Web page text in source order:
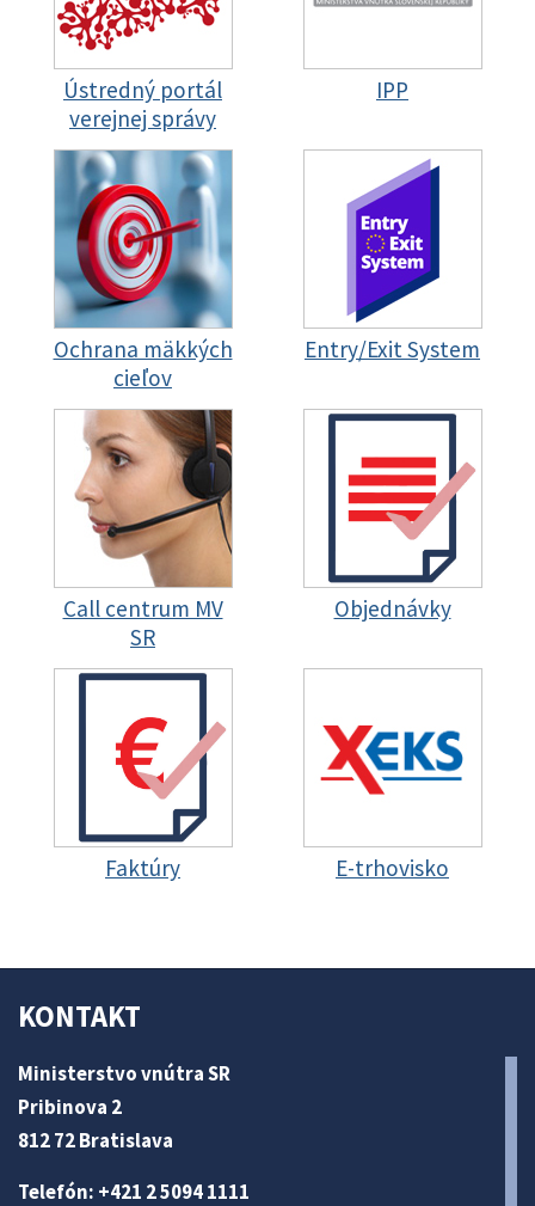
Ústredný portál
verejnej správy
IPP
Ochrana mäkkých
cieľov
Entry/Exit System
Call centrum MV
SR
Objednávky
Faktúry E-trhovisko
KONTAKT
Ministerstvo vnútra SR
Pribinova 2
812 72 Bratislava
Telefón: +421 2 5094 1111